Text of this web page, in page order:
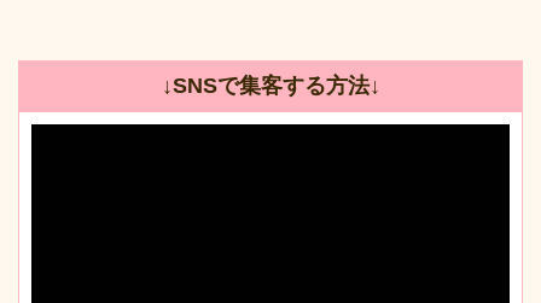
↓SNSで集客する方法↓